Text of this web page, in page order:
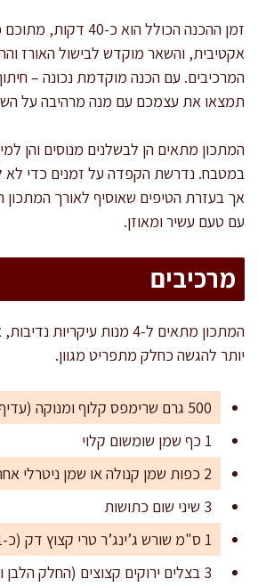
אקטיבית, והשאר מוקדש לבישול האורז
המרכיבים. עם הכנה מוקדמת נכונה –
תמצאו את עצמכם עם מנה מרהיבה על
המתכון מתאים הן לבשלנים מנוסים והן למי
במטבח. נדרשת הקפדה על זמנים כדי לא
אך בעזרת הטיפים שאוסיף לאורך המתכון
עם טעם עשיר ומאוזן.
מרכיבים
יותר להגשה כחלק מתפריט מגוון.
500 גרם שרימפס קלוף ומנוקה (עדיף בינוני-גדול)
1 כף שמן שומשום קלוי
2 כפות שמן קנולה או שמן ניטרלי אחר
3 שיני שום כתושות
1 ס"מ שורש ג’ינג’ר טרי קצוץ דק (כ-1 כפית)
3 בצלים ירוקים קצוצים (החלק הלבן והירוק בנפרד)